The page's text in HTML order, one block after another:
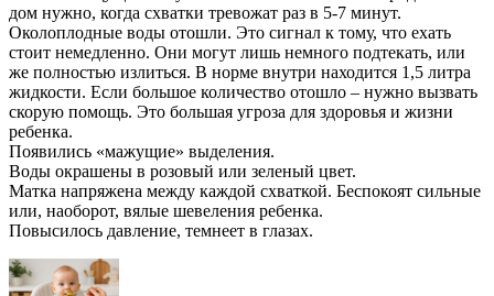
дом нужно, когда схватки тревожат раз в 5-7 минут.
Околоплодные воды отошли. Это сигнал к тому, что ехать
стоит немедленно. Они могут лишь немного подтекать, или
же полностью излиться. В норме внутри находится 1,5 литра
жидкости. Если большое количество отошло – нужно вызвать
скорую помощь. Это большая угроза для здоровья и жизни
ребенка.
Появились «мажущие» выделения.
Воды окрашены в розовый или зеленый цвет.
Матка напряжена между каждой схваткой. Беспокоят сильные
или, наоборот, вялые шевеления ребенка.
Повысилось давление, темнеет в глазах.